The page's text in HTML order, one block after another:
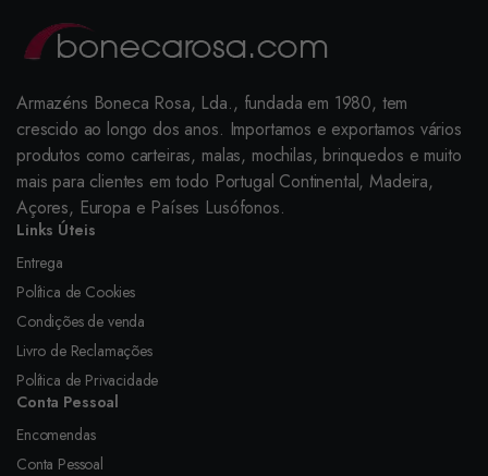
Armazéns Boneca Rosa, Lda., fundada em 1980, tem
crescido ao longo dos anos. Importamos e exportamos vários
produtos como carteiras, malas, mochilas, brinquedos e muito
mais para clientes em todo Portugal Continental, Madeira,
Açores, Europa e Países Lusófonos.
Links Úteis
Entrega
Política de Cookies
Condições de venda
Livro de Reclamações
Política de Privacidade
Conta Pessoal
Encomendas
Conta Pessoal